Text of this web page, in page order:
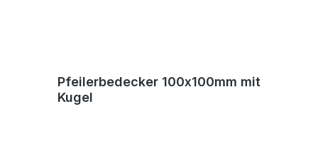
Pfeilerbedecker 100x100mm mit
Kugel